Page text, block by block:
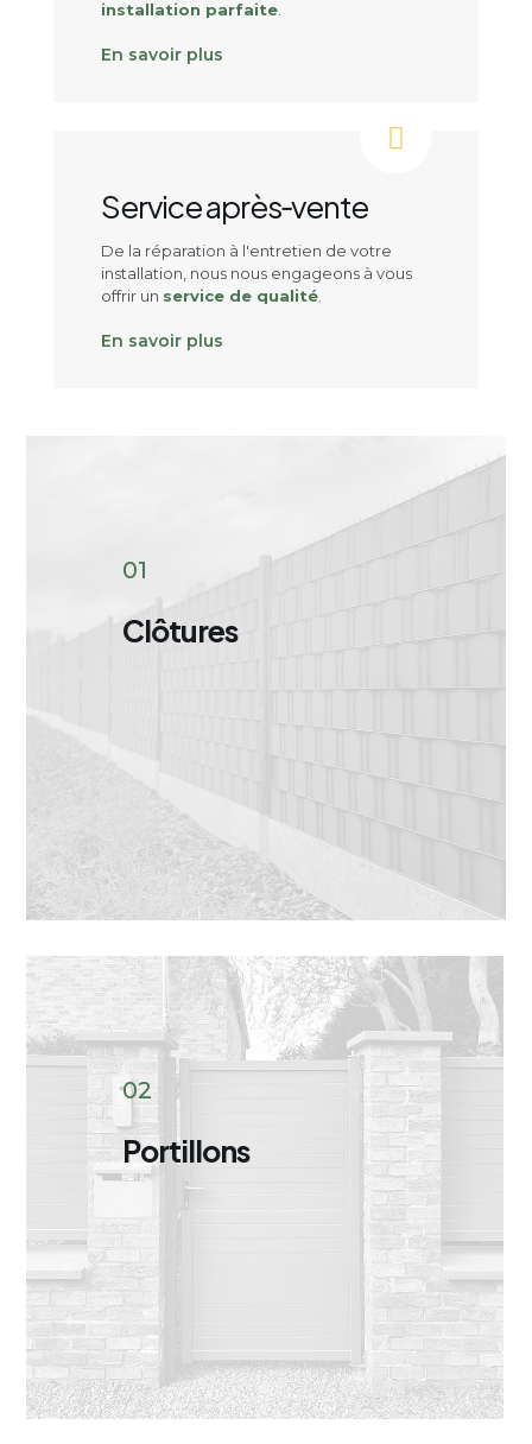
installation parfaite.
En savoir plus
Service après‑vente
De la réparation à l'entretien de votre
installation, nous nous engageons à vous
offrir un service de qualité.
En savoir plus
01
Clôtures
02
Portillons